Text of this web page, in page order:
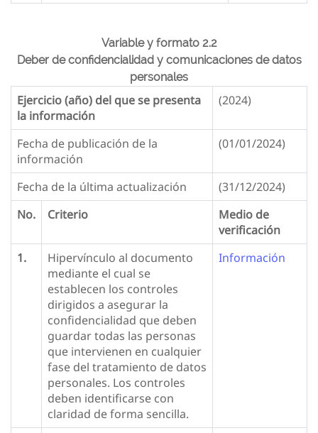
Variable y formato 2.2
Deber de confidencialidad y comunicaciones de datos
personales
Ejercicio (año) del que se presenta
la información
(2024)
Fecha de publicación de la
información
(01/01/2024)
Fecha de la última actualización
(31/12/2024)
No.
Criterio
Medio de
verificación
1.
Hipervínculo al documento
mediante el cual se
establecen los controles
dirigidos a asegurar la
confidencialidad que deben
guardar todas las personas
que intervienen en cualquier
fase del tratamiento de datos
personales. Los controles
deben identificarse con
claridad de forma sencilla.
Información